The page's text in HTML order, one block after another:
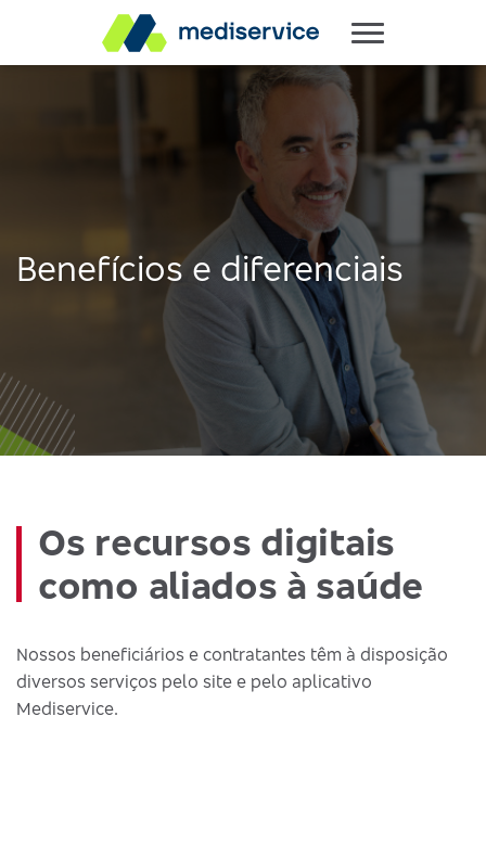
Benefícios e diferenciais
Os recursos digitais
como aliados à saúde
Nossos beneficiários e contratantes têm à disposição
diversos serviços pelo site e pelo aplicativo
Mediservice.